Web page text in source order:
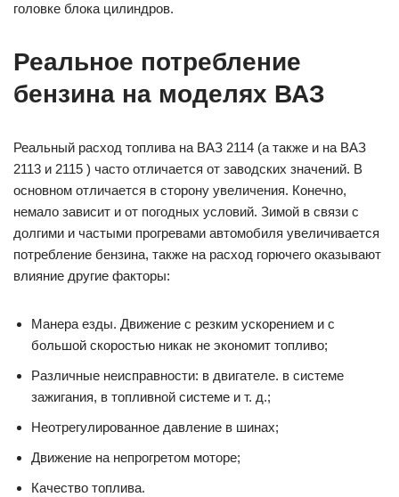
головке блока цилиндров.
Реальное потребление
бензина на моделях ВАЗ
Реальный расход топлива на ВАЗ 2114 (а также и на ВАЗ
2113 и 2115 ) часто отличается от заводских значений. В
основном отличается в сторону увеличения. Конечно,
немало зависит и от погодных условий. Зимой в связи с
долгими и частыми прогревами автомобиля увеличивается
потребление бензина, также на расход горючего оказывают
влияние другие факторы:
Манера езды. Движение с резким ускорением и с
большой скоростью никак не экономит топливо;
Различные неисправности: в двигателе. в системе
зажигания, в топливной системе и т. д.;
Неотрегулированное давление в шинах;
Движение на непрогретом моторе;
Качество топлива.